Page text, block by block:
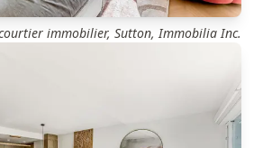
immobilier, Sutton, Immobilia Inc.